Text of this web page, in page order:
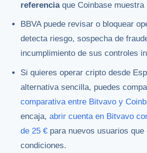
referenciaque Coinbase muestra
BBVA puede revisar o bloquear
detecta riesgo, sospecha de
incumplimiento de sus controles
Si quieres operar cripto desde
alternativa sencilla, puedes
comparativa entre Bitvavo y
encaja,abrir cuenta en Bitvavo
de 25 € para nuevos usuarios que
condiciones.